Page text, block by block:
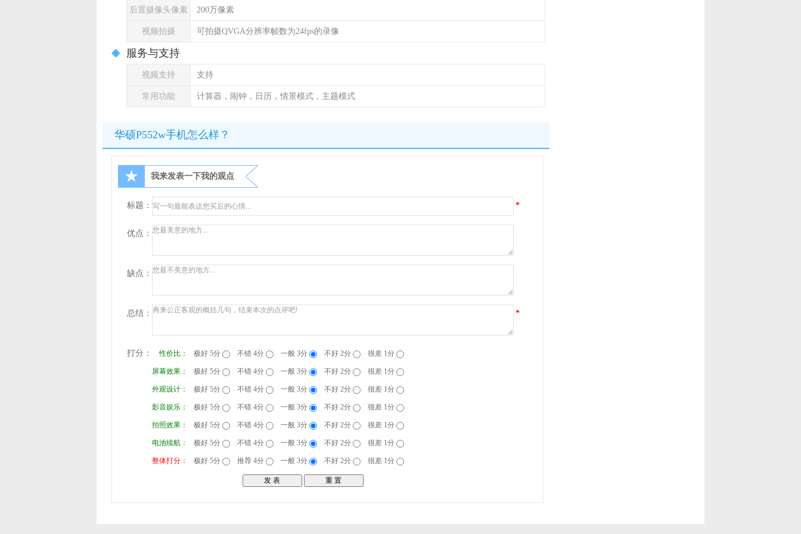
后置摄像头像素 200万像素
视频拍摄 可拍摄QVGA分辨率帧数为24fps的录像
服务与支持
视频支持 支持
常用功能 计算器，闹钟，日历，情景模式，主题模式
华硕P552w手机怎么样？
★ 我来发表一下我的观点
标题： *
优点：
缺点：
总结： *
打分： 性价比： 极好 5分 不错 4分 一般 3分 不好 2分 很差 1分
屏幕效果： 极好 5分 不错 4分 一般 3分 不好 2分 很差 1分
外观设计： 极好 5分 不错 4分 一般 3分 不好 2分 很差 1分
影音娱乐： 极好 5分 不错 4分 一般 3分 不好 2分 很差 1分
拍照效果： 极好 5分 不错 4分 一般 3分 不好 2分 很差 1分
电池续航： 极好 5分 不错 4分 一般 3分 不好 2分 很差 1分
整体打分： 极好 5分 推荐 4分 一般 3分 不好 2分 很差 1分